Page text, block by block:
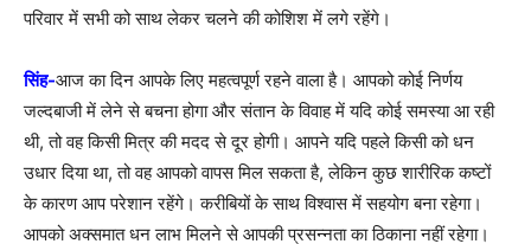
परिवार में सभी को साथ लेकर चलने की कोशिश में लगे रहेंगे।
सिंह-आज का दिन आपके लिए महत्वपूर्ण रहने वाला है। आपको कोई निर्णय
जल्दबाजी में लेने से बचना होगा और संतान के विवाह में यदि कोई समस्या आ रही
थी, तो वह किसी मित्र की मदद से दूर होगी। आपने यदि पहले किसी को धन
उधार दिया था, तो वह आपको वापस मिल सकता है, लेकिन कुछ शारीरिक कष्टों
के कारण आप परेशान रहेंगे। करीबियों के साथ विश्वास में सहयोग बना रहेगा।
आपको अक्समात धन लाभ मिलने से आपकी प्रसन्नता का ठिकाना नहीं रहेगा।